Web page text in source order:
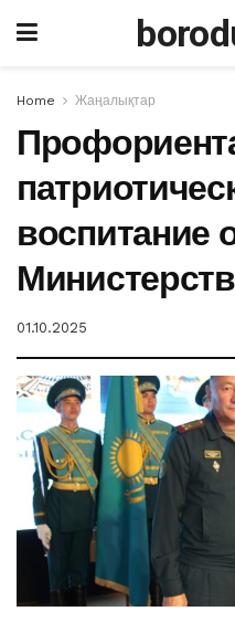
Home Жаңалықтар
воспитание
01.10.2025